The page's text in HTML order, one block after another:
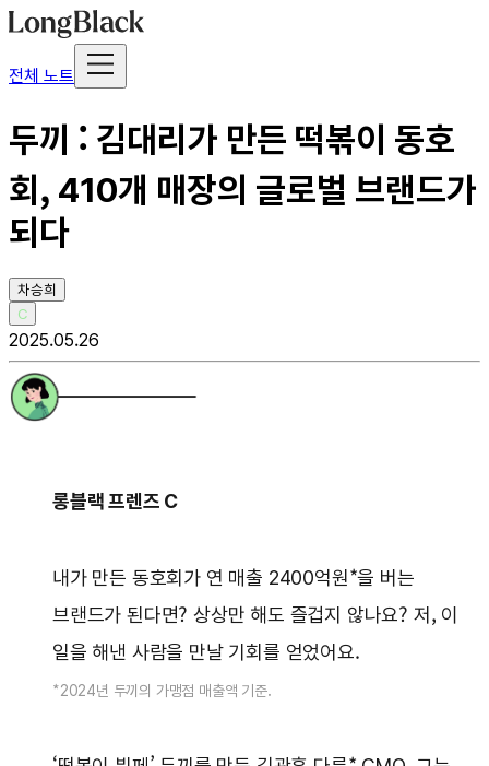
전체 노트
두끼 : 김대리가 만든 떡볶이 동호
회, 410개 매장의 글로벌 브랜드가
되다
차승희
C
2025.05.26
롱블랙 프렌즈 C
내가 만든 동호회가 연 매출 2400억원*을 버는
브랜드가 된다면? 상상만 해도 즐겁지 않나요? 저, 이
일을 해낸 사람을 만날 기회를 얻었어요.
*2024년 두끼의 가맹점 매출액 기준.